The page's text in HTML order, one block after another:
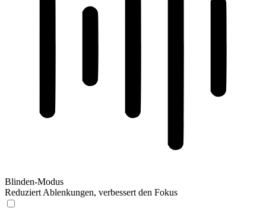
Blinden-Modus
Reduziert Ablenkungen, verbessert den Fokus